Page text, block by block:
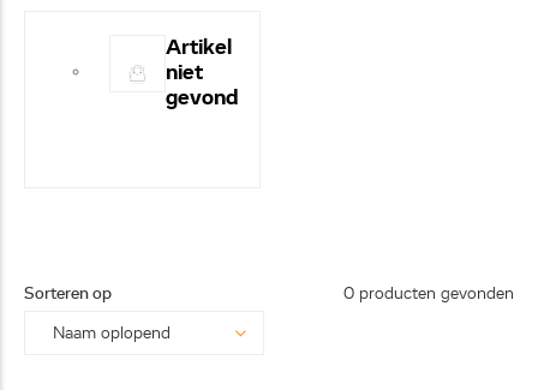
Artikel
niet
gevond
Sorteren op 0 producten gevonden